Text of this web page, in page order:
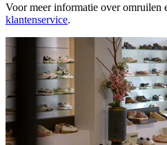
Voor meer informatie over
klantenservice.